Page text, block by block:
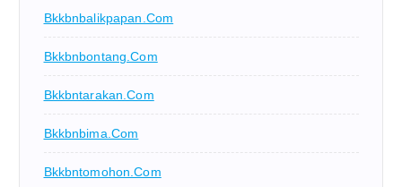
Bkkbnbalikpapan.com
Bkkbnbontang.com
Bkkbntarakan.com
Bkkbnbima.com
Bkkbntomohon.com